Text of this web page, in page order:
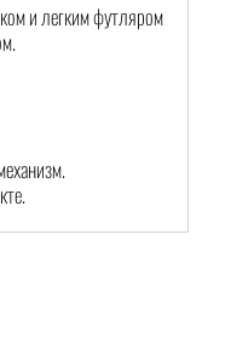
и легким футляром